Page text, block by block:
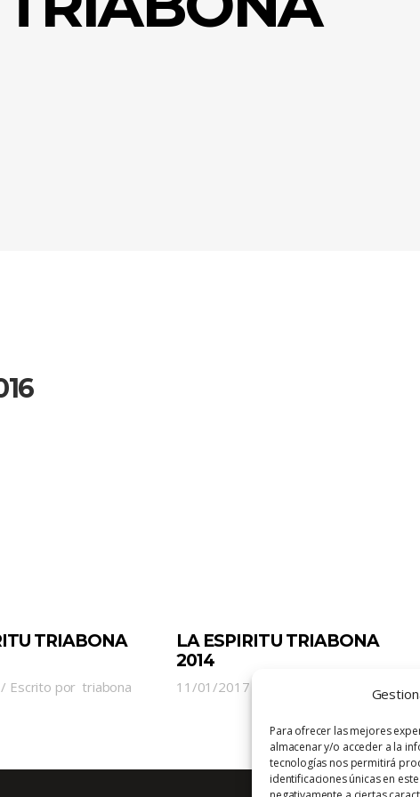
Para ofrecer las mejores
almacenar y/o acceder a la
tecnologías nos permitirá
identificaciones únicas en
TRIABONA
Escrito por triabona
LA ESPIRITU TRIABONA
2014
11/01/2017 triabona